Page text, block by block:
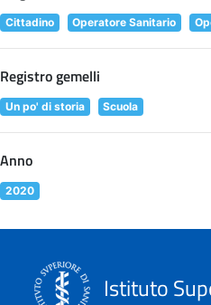
Cittadino Operatore Sanitario
Registro gemelli
Un po' di storia Scuola
Anno
2020
Istituto